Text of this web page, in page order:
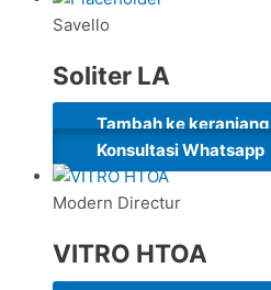
Savello
Soliter LA
Tambah ke keranjang
Konsultasi Whatsapp
Modern Directur
VITRO HTOA